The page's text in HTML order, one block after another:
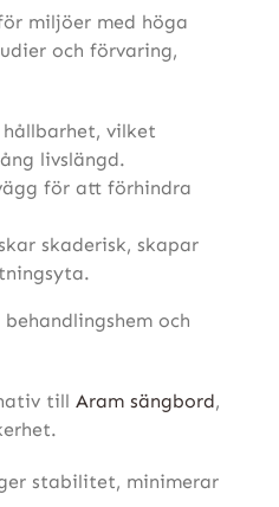
miljöer med höga
och förvaring,
vilket
livslängd.
för att förhindra
skaderisk, skapar
och
till Aram sängbord,
stabilitet, minimerar